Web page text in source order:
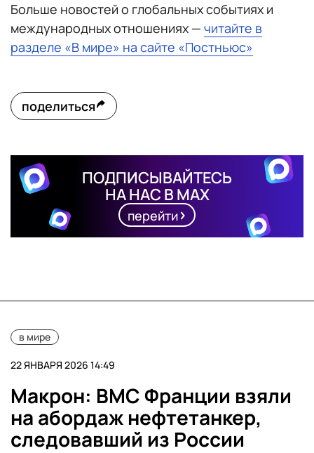
Больше новостей о глобальных событиях и
международных отношениях — читайте в
разделе «В мире» на сайте «Постньюс»
поделиться
ПОДПИСЫВАЙТЕСЬ
НА НАС В MAX
перейти
в мире
22 ЯНВАРЯ 2026 14:49
Макрон: ВМС Франции взяли
на абордаж нефтетанкер,
следовавший из России